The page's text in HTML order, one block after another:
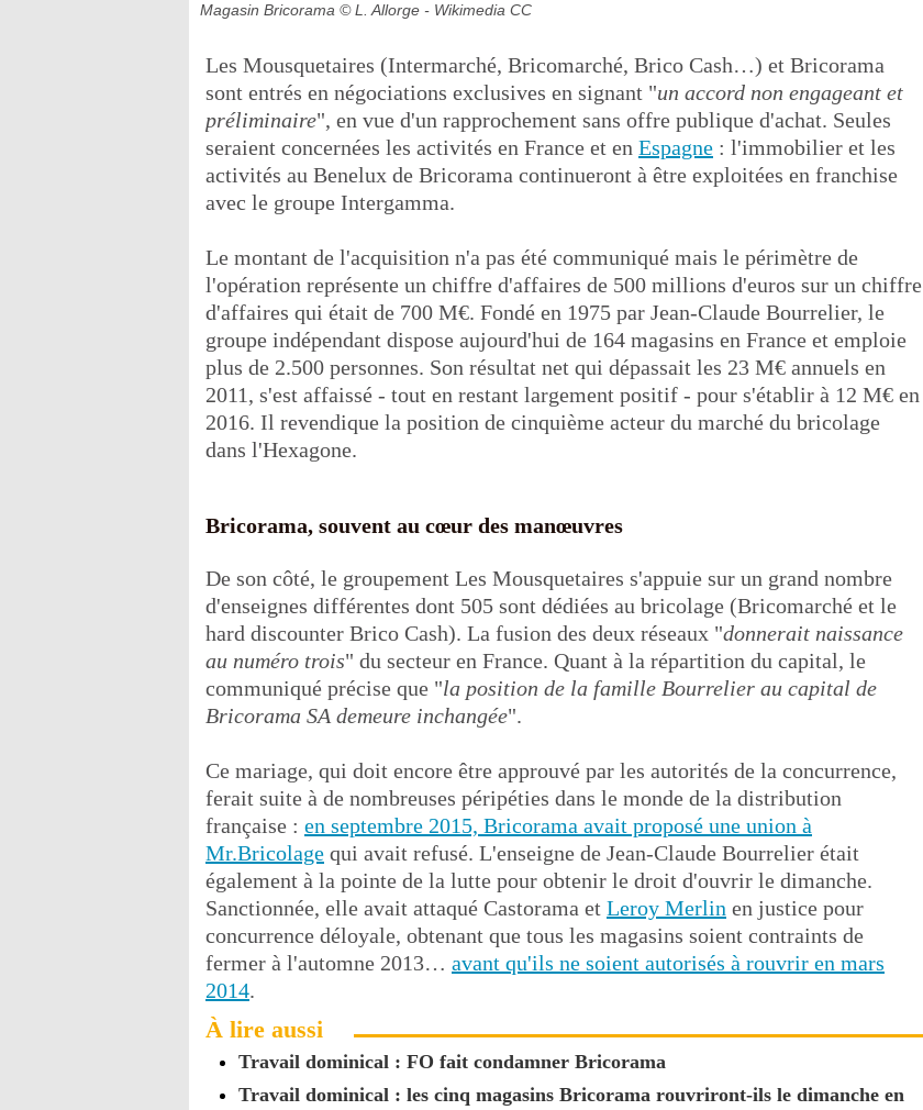
Magasin Bricorama © L. Allorge - Wikimedia CC
Les Mousquetaires (Intermarché, Bricomarché, Brico Cash…) et Bricorama
sont entrés en négociations exclusives en signant "un accord non engageant et
préliminaire", en vue d'un rapprochement sans offre publique d'achat. Seules
seraient concernées les activités en France et en Espagne : l'immobilier et les
activités au Benelux de Bricorama continueront à être exploitées en franchise
avec le groupe Intergamma.
Le montant de l'acquisition n'a pas été communiqué mais le périmètre de
l'opération représente un chiffre d'affaires de 500 millions d'euros sur un chiffre
d'affaires qui était de 700 M€. Fondé en 1975 par Jean-Claude Bourrelier, le
groupe indépendant dispose aujourd'hui de 164 magasins en France et emploie
plus de 2.500 personnes. Son résultat net qui dépassait les 23 M€ annuels en
2011, s'est affaissé - tout en restant largement positif - pour s'établir à 12 M€ en
2016. Il revendique la position de cinquième acteur du marché du bricolage
dans l'Hexagone.
Bricorama, souvent au cœur des manœuvres
De son côté, le groupement Les Mousquetaires s'appuie sur un grand nombre
d'enseignes différentes dont 505 sont dédiées au bricolage (Bricomarché et le
hard discounter Brico Cash). La fusion des deux réseaux "donnerait naissance
au numéro trois" du secteur en France. Quant à la répartition du capital, le
communiqué précise que "la position de la famille Bourrelier au capital de
Bricorama SA demeure inchangée".
Ce mariage, qui doit encore être approuvé par les autorités de la concurrence,
ferait suite à de nombreuses péripéties dans le monde de la distribution
française : en septembre 2015, Bricorama avait proposé une union à
Mr.Bricolage qui avait refusé. L'enseigne de Jean-Claude Bourrelier était
également à la pointe de la lutte pour obtenir le droit d'ouvrir le dimanche.
Sanctionnée, elle avait attaqué Castorama et Leroy Merlin en justice pour
concurrence déloyale, obtenant que tous les magasins soient contraints de
fermer à l'automne 2013… avant qu'ils ne soient autorisés à rouvrir en mars
2014.
À lire aussi
Travail dominical : FO fait condamner Bricorama
Travail dominical : les cinq magasins Bricorama rouvriront-ils le dimanche en